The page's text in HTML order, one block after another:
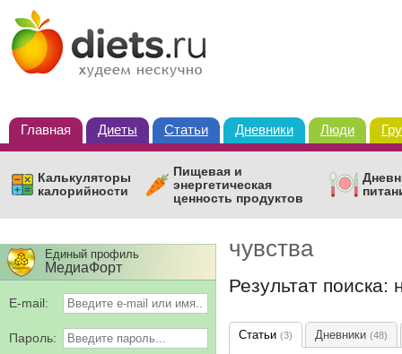
Главная Диеты Статьи Дневники Люди
Калькуляторы
калорийности
Пищевая и
энергетическая
ценность продуктов
чувства
Результат
Статьи (3) Дневники (48)
Единый профиль
МедиаФорт
E-mail:
Пароль: